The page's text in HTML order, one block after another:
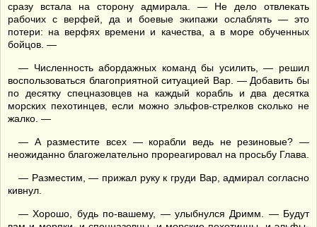
сразу встала на сторону адмирала. — Не дело отвлекать
рабочих с верфей, да и боевые экипажи ослаблять — это
потери: на верфях времени и качества, а в море обученных
бойцов. —
— Численность абордажных команд бы усилить, — решил
воспользоваться благоприятной ситуацией Вар. — Добавить бы
по десятку спецназовцев на каждый корабль и два десятка
морских пехотинцев, если можно эльфов-стрелков сколько не
жалко. —
— А разместите всех — корабли ведь не резиновые? —
неожиданно благожелательно прореагировал на просьбу Глава.
— Разместим, — прижал руку к груди Вар, адмирал согласно
кивнул.
— Хорошо, будь по-вашему, — улыбнулся Дримм. — Будут